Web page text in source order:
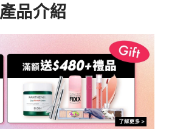
產品介紹